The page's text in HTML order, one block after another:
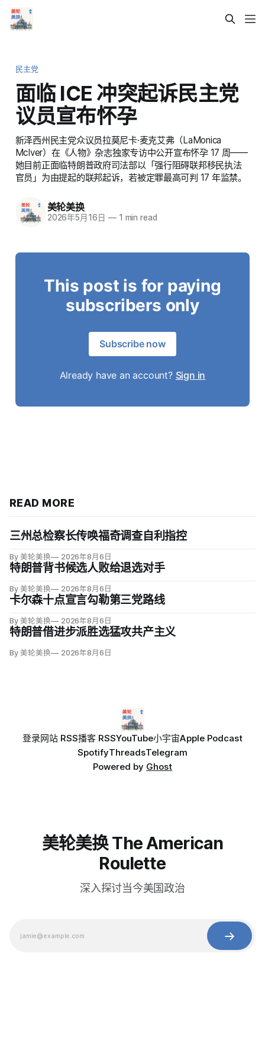
民主党
面临 ICE 冲突起诉民主党
议员宣布怀孕
新泽西州民主党众议员拉莫尼卡·麦克艾弗（LaMonica
McIver）在《人物》杂志独家专访中公开宣布怀孕 17 周——
她目前正面临特朗普政府司法部以「强行阻碍联邦移民执法
官员」为由提起的联邦起诉，若被定罪最高可判 17 年监禁。
美轮美换
2026年5月16日 —1 min read
This post is for paying
subscribers only
Subscribe now
Already have an account? Sign in
READ MORE
三州总检察长传唤福奇调查自利指控
By 美轮美换 2026年8月6日
特朗普背书候选人败给退选对手
By 美轮美换 2026年8月6日
卡尔森十点宣言勾勒第三党路线
By 美轮美换 2026年8月6日
特朗普借进步派胜选猛攻共产主义
By 美轮美换 2026年8月6日
登录网站 RSS播客 RSSYouTube小宇宙Apple Podcast
SpotifyThreadsTelegram
Powered by Ghost
美轮美换 The American
Roulette
深入探讨当今美国政治